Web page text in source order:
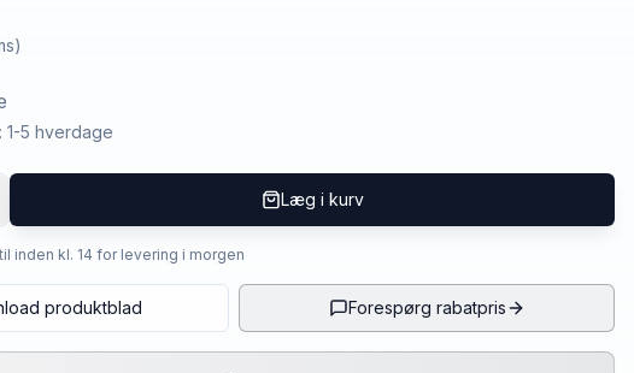
1-5 hverdage
Læg i kurv
inden kl. 14 for levering i morgen
produktblad Forespørg rabatpris